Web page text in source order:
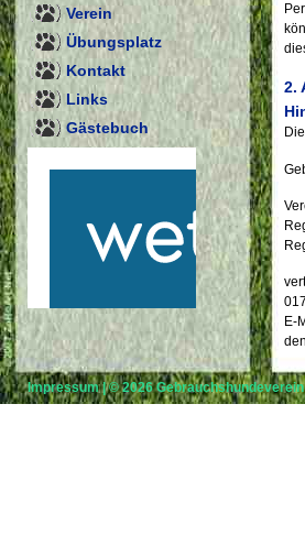
Verein
Übungsplatz
Kontakt
Links
Gästebuch
2.
E-
mit
Impressum| © 2026